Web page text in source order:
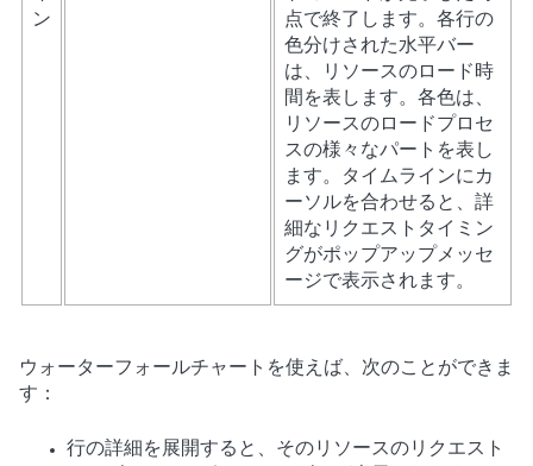
ン
点で終了します。各行の
色分けされた水平バー
は、リソースのロード時
間を表します。各色は、
リソースのロードプロセ
スの様々なパートを表し
ます。タイムラインにカ
ーソルを合わせると、詳
細なリクエストタイミン
グがポップアップメッセ
ージで表示されます。
ウォーターフォールチャートを使えば、次のことができま
す：
行の詳細を展開すると、そのリソースのリクエスト